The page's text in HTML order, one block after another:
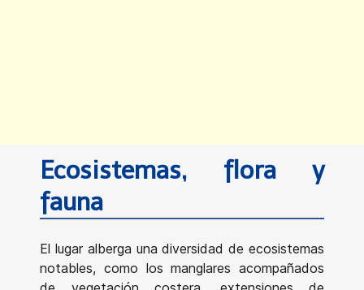
Ecosistemas, flora y
fauna
El lugar alberga una diversidad de ecosistemas
notables, como los manglares acompañados